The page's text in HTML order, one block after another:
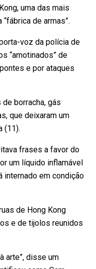
uma das mais
de armas”.
voz da polícia de
“amotinados” de
e por ataques
borracha, gás
que deixaram um
(11).
frases a favor do
um líquido inflamável
internado em condição
de Hong Kong
e de tijolos reunidos
arte”, disse um